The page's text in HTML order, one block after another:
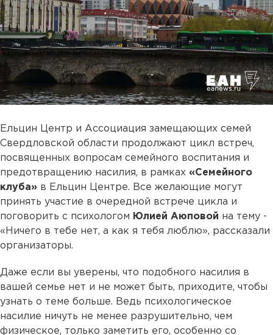
Ельцин Центр и Ассоциация замещающих семей
Свердловской области продолжают цикл встреч,
посвященных вопросам семейного воспитания и
предотвращению насилия, в рамках «Семейного
клуба» в Ельцин Центре. Все желающие могут
принять участие в очередной встрече цикла и
поговорить с психологом Юлией Аюповой на тему -
«Ничего в тебе нет, а как я тебя люблю», рассказали
организаторы.
Даже если вы уверены, что подобного насилия в
вашей семье нет и не может быть, приходите, чтобы
узнать о теме больше. Ведь психологическое
насилие ничуть не менее разрушительно, чем
физическое, только заметить его, особенно со